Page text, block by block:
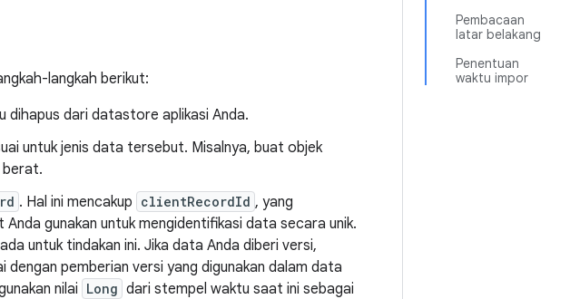
Pembacaan
latar belakang
Penentuan
waktu impor
langkah berikut:
dihapus dari datastore aplikasi Anda.
untuk jenis data tersebut. Misalnya, buat objek
berat.
. Hal ini mencakup clientRecordId , yang
gunakan untuk mengidentifikasi data secara unik.
untuk tindakan ini. Jika data Anda diberi versi,
dengan pemberian versi yang digunakan dalam data
nilai Long dari stempel waktu saat ini sebagai